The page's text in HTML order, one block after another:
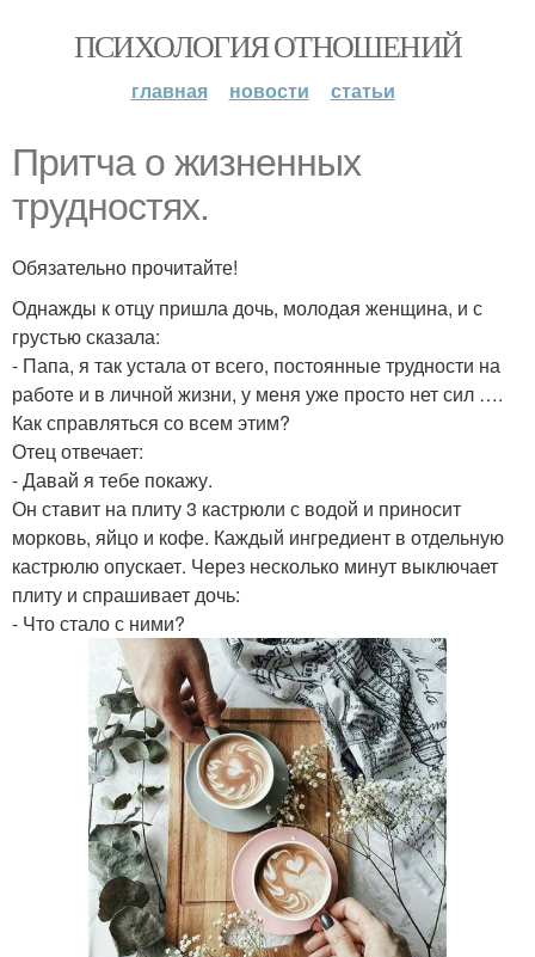
ПСИХОЛОГИЯ ОТНОШЕНИЙ
главная новости статьи
Притча о жизненных
трудностях.
Обязательно прочитайте!
Однажды к отцу пришла дочь, молодая женщина, и с
грустью сказала:
- Папа, я так устала от всего, постоянные трудности на
работе и в личной жизни, у меня уже просто нет сил ….
Как справляться со всем этим?
Отец отвечает:
- Давай я тебе покажу.
Он ставит на плиту 3 кастрюли с водой и приносит
морковь, яйцо и кофе. Каждый ингредиент в отдельную
кастрюлю опускает. Через несколько минут выключает
плиту и спрашивает дочь:
- Что стало с ними?